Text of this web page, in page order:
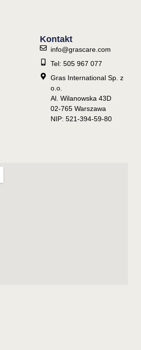
Kontakt
info@grascare.com
Tel: 505 967 077
Gras International Sp. z
o.o.
Al. Wilanowska 43D
02-765 Warszawa
NIP: 521-394-59-80